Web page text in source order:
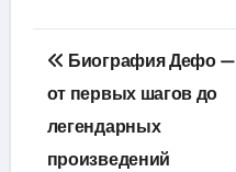
Навигация
по
записям
Биография Дефо —
от первых шагов до
легендарных
произведений